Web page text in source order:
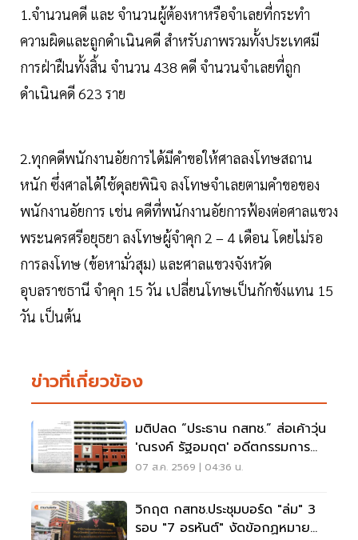
1.จำนวนคดี และ จำนวนผู้ต้องหาหรือจำเลยที่กระทำ
ความผิดและถูกดำเนินคดี สำหรับภาพรวมทั้งประเทศมี
การฝ่าฝืนทั้งสิ้น จำนวน 438 คดี จำนวนจำเลยที่ถูก
ดำเนินคดี 623 ราย
2.ทุกคดีพนักงานอัยการได้มีคำขอให้ศาลลงโทษสถาน
หนัก ซึ่งศาลได้ใช้ดุลยพินิจ ลงโทษจำเลยตามคำขอของ
พนักงานอัยการ เช่น คดีที่พนักงานอัยการฟ้องต่อศาลแขวง
พระนครศรีอยุธยา ลงโทษผู้จำคุก 2 – 4 เดือน โดยไม่รอ
การลงโทษ (ข้อหามั่วสุม) และศาลแขวงจังหวัด
อุบลราชธานี จำคุก 15 วัน เปลี่ยนโทษเป็นกักขังแทน 15
วัน เป็นต้น
ข่าวที่เกี่ยวข้อง
มติปลด “ประธาน กสทช.” ส่อเค้าวุ่น
'ณรงค์ รัฐอมฤต' อดีตกรรมการ
สรรหาโต้ข้อวินิจฉัย
07 ส.ค. 2569 | 04:36 น.
วิกฤต กสทช.ประชุมบอร์ด "ล่ม" 3
รอบ "7 อรหันต์" งัดข้อกฏหมาย